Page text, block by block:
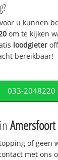
u kunnen
om te kijken
loodgieter
bereikbaar!
033-2048220
of geen
met ons